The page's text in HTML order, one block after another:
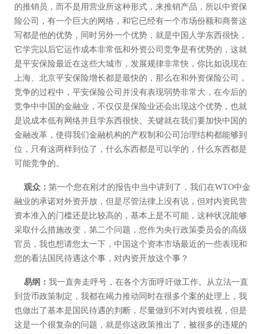
的推销员，而不是用营业所这种形式，来推销产品，所以中资保
险公司，有一个巨大的网络，和它已经有一个市场份额和商誉这
写都是他的优势，同时另外一个优势，就是中国人学东西很快，
它学完以后它运作成本非常低和外资公司竞争是有优势的，这就
是平安保险最近在这些大城市，发展规律非常快，你比如说现在
上海、北京平安保险增长都是最快的，那么在和外资保险公司，
竞争的过程中，平安保险公司并没有表现弱势非常大，在今后的
竞争中中国的金融业，不仅仅是保险业还会出现这个优势，也就
是说成本低有网络并且学东西很快。关键就在我们要加快中国的
金融改革，使得我们金融机构的产权制和公司治理结构都能够到
位，只有这两样到位了，什么东西都是可以学的，什么东西都是
可能竞争的。
观众：第一个您在刚才的报告中当中讲到了，我们在WTO中金
融业的承诺对外资开放，但是尽管法律上没有说，但对内资民营
资本准入的门槛还是比较高的，基本上是不可能，这种状况能够
采取什么措施改变，第二个问题，您作为央行政策委员会的高级
官员，我也想请您太一下，中国这个资本市场最近的一些表现和
您的看法国民待遇这个事，对内资开放这个事？
易纲：我一直奔走呼号，在各个方面呼吁做工作。从立法一直
到货币政策制定，我都在竭力推动同时在很多个案的处理上，我
也做出了基本是国民待遇的判断，尽量做到不对内资歧视，但是
这是一个很复杂的问题，就是你这政策推出了，被很多的违规的